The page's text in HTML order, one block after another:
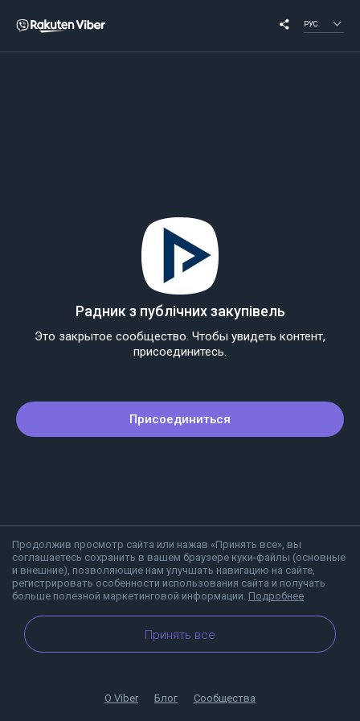
РУС
Продолжив просмотр сайта или нажав «Принять все», вы
соглашаетесь сохранить в вашем браузере куки-файлы (основные
и внешние), позволяющие нам улучшать навигацию на сайте,
регистрировать особенности использования сайта и получать
больше полезной маркетинговой информации. Подробнее
Принять все
Радник з публічних закупівель
Это закрытое сообщество. Чтобы увидеть контент,
присоединитесь.
Присоединиться
О Viber Блог Сообщества